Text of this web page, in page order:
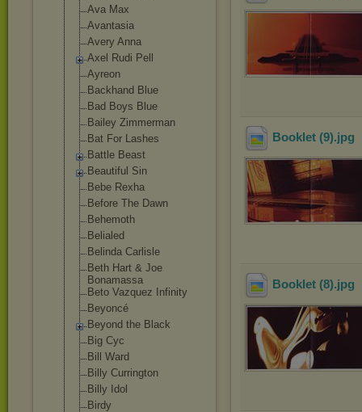
Ava Max
Avantasia
Avery Anna
Axel Rudi Pell
Ayreon
Backhand Blue
Bad Boys Blue
Bailey Zimmerman
Bat For Lashes
Battle Beast
Beautiful Sin
Bebe Rexha
Before The Dawn
Behemoth
Belialed
Belinda Carlisle
Beth Hart & Joe
Bonamassa
Beto Vazquez Infinity
Beyoncé
Beyond the Black
Big Cyc
Bill Ward
Billy Currington
Billy Idol
Birdy
Booklet (9).jpg
Booklet (8).jpg